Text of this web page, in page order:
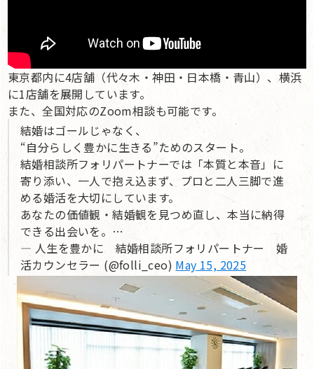
東京都内に4店舗（代々木・神田・日本橋・青山）、横浜
に1店舗を展開しています。
また、全国対応のZoom相談も可能です。
結婚はゴールじゃなく、
“自分らしく豊かに生きる”ためのスタート。
結婚相談所フォリパートナーでは「本質と本音」に
寄り添い、一人で抱え込まず、プロと二人三脚で進
める婚活を大切にしています。
あなたの価値観・結婚観を見つめ直し、本当に納得
できる出会いを。…
— 人生を豊かに 結婚相談所フォリパートナー 婚
活カウンセラー (@folli_ceo) May 15, 2025